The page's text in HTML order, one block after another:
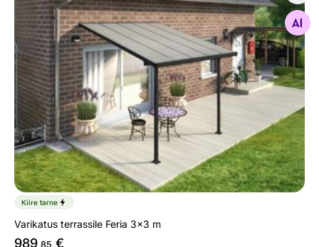
Varikatus terrassile Feria 3x3 m
Otsi sarnaseid
Kiire tarne
Varikatus terrassile Feria 3x3 m
989,85 €